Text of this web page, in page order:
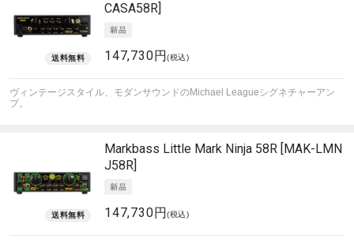
CASA58R]
147,730円(税込)
ヴィンテージスタイル、モダンサウンドのMichael Leagueシグネチャーアン
プ。
Markbass Little Mark Ninja 58R [MAK-LMN
J58R]
147,730円(税込)